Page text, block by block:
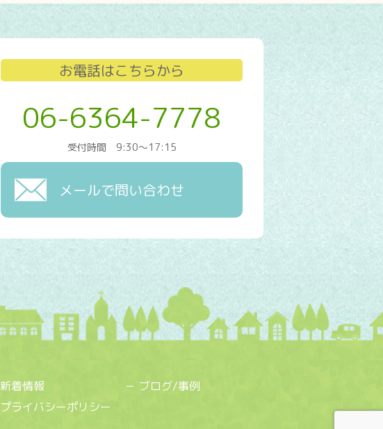
お電話はこちらから
06-6364-7778
受付時間 9:30～17:15
メールで問い合わせ
新着情報
ブログ/事例
プライバシーポリシー